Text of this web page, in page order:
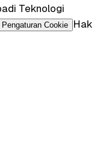
Teknologi
Pengaturan Cookie
Hak